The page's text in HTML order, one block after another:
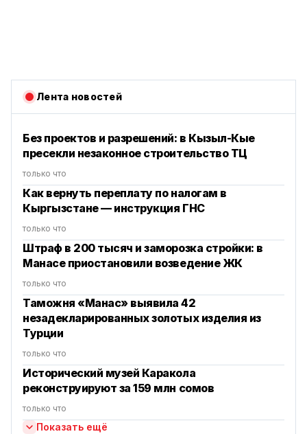
Лента новостей
Без проектов и разрешений: в Кызыл-Кые
пресекли незаконное строительство ТЦ
только что
Как вернуть переплату по налогам в
Кыргызстане — инструкция ГНС
только что
Штраф в 200 тысяч и заморозка стройки: в
Манасе приостановили возведение ЖК
только что
Таможня «Манас» выявила 42
незадекларированных золотых изделия из
Турции
только что
Исторический музей Каракола
реконструируют за 159 млн сомов
только что
Показать ещё